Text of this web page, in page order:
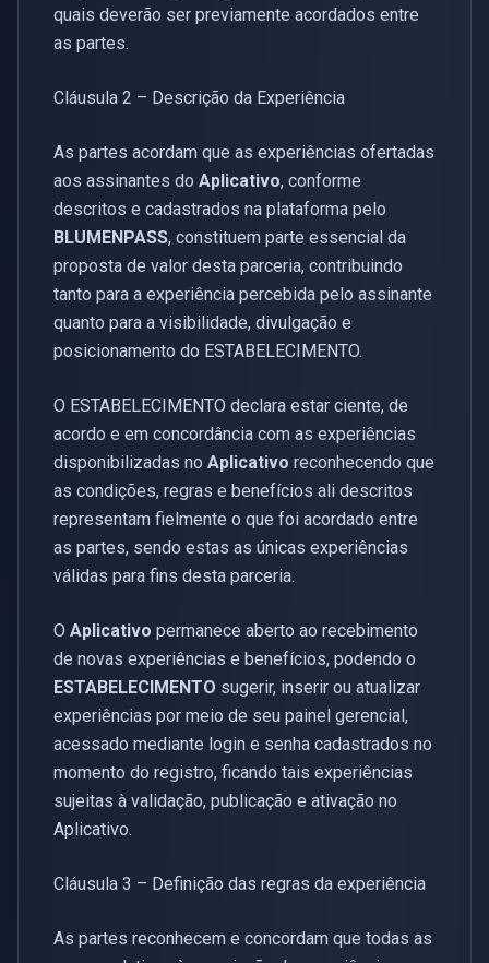
quais deverão ser previamente acordados entre
as partes.
Cláusula 2 – Descrição da Experiência
As partes acordam que as experiências ofertadas
aos assinantes do Aplicativo, conforme
descritos e cadastrados na plataforma pelo
BLUMENPASS, constituem parte essencial da
proposta de valor desta parceria, contribuindo
tanto para a experiência percebida pelo assinante
quanto para a visibilidade, divulgação e
posicionamento do ESTABELECIMENTO.
O ESTABELECIMENTO declara estar ciente, de
acordo e em concordância com as experiências
disponibilizadas no Aplicativo reconhecendo que
as condições, regras e benefícios ali descritos
representam fielmente o que foi acordado entre
as partes, sendo estas as únicas experiências
válidas para fins desta parceria.
O Aplicativo permanece aberto ao recebimento
de novas experiências e benefícios, podendo o
ESTABELECIMENTO sugerir, inserir ou atualizar
experiências por meio de seu painel gerencial,
acessado mediante login e senha cadastrados no
momento do registro, ficando tais experiências
sujeitas à validação, publicação e ativação no
Aplicativo.
Cláusula 3 – Definição das regras da experiência
As partes reconhecem e concordam que todas as